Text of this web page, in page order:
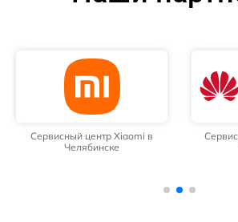
Сервисный центр Xiaomi в
Челябинске